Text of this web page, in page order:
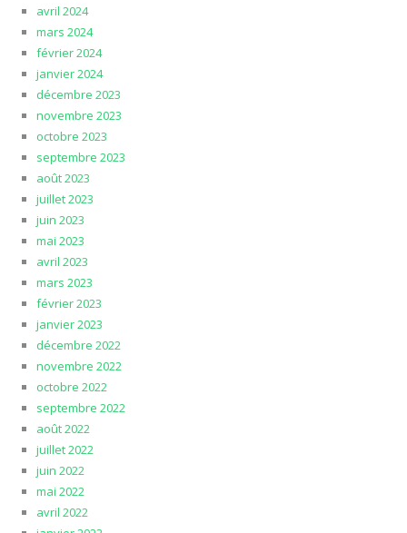
avril 2024
mars 2024
février 2024
janvier 2024
décembre 2023
novembre 2023
octobre 2023
septembre 2023
août 2023
juillet 2023
juin 2023
mai 2023
avril 2023
mars 2023
février 2023
janvier 2023
décembre 2022
novembre 2022
octobre 2022
septembre 2022
août 2022
juillet 2022
juin 2022
mai 2022
avril 2022